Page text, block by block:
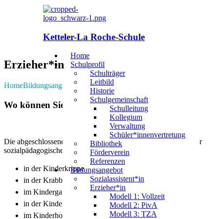
Ketteler-La Roche-Schule
Home
Schulprofil
Schulträger
Leitbild
Historie
Schulgemeinschaft
Schulleitung
Kollegium
Verwaltung
Schüler*innenvertretung
Bibliothek
Förderverein
Referenzen
Bildungsangebot
Sozialassistent*in
Erzieher*in
Modell 1: Vollzeit
Modell 2: PivA
Modell 3: TZA
Erzieher*in
HomeBildungsangebotErzieher*in
Wo können Sie als Erzieher*inarbeiten?
Die abgeschlossene Ausbildung zur Erzieher*in befähigt Sie zur
sozialpädagogischen Arbeit …
in der Kinderkrippe
in der Krabbelstube
im Kindergarten
in der Kindertagesstätte
im Kinderhort